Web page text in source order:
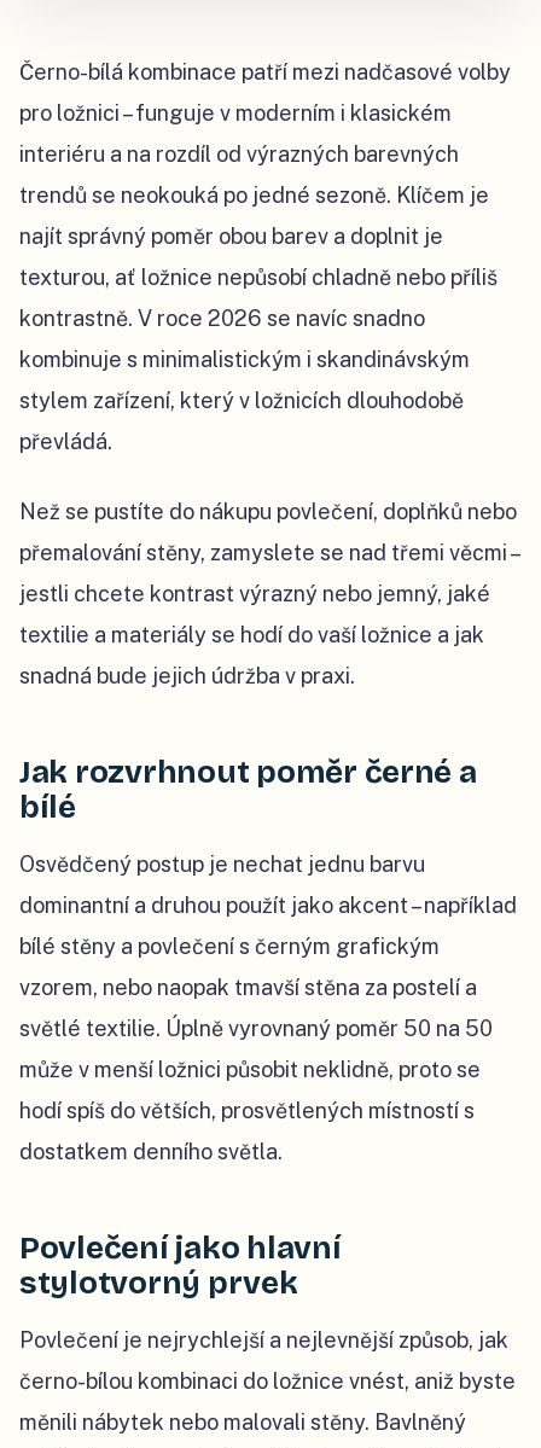
Černo-bílá kombinace patří mezi nadčasové volby
pro ložnici – funguje v moderním i klasickém
interiéru a na rozdíl od výrazných barevných
trendů se neokouká po jedné sezoně. Klíčem je
najít správný poměr obou barev a doplnit je
texturou, ať ložnice nepůsobí chladně nebo příliš
kontrastně. V roce 2026 se navíc snadno
kombinuje s minimalistickým i skandinávským
stylem zařízení, který v ložnicích dlouhodobě
převládá.
Než se pustíte do nákupu povlečení, doplňků nebo
přemalování stěny, zamyslete se nad třemi věcmi –
jestli chcete kontrast výrazný nebo jemný, jaké
textilie a materiály se hodí do vaší ložnice a jak
snadná bude jejich údržba v praxi.
Jak rozvrhnout poměr černé a
bílé
Osvědčený postup je nechat jednu barvu
dominantní a druhou použít jako akcent – například
bílé stěny a povlečení s černým grafickým
vzorem, nebo naopak tmavší stěna za postelí a
světlé textilie. Úplně vyrovnaný poměr 50 na 50
může v menší ložnici působit neklidně, proto se
hodí spíš do větších, prosvětlených místností s
dostatkem denního světla.
Povlečení jako hlavní
stylotvorný prvek
Povlečení je nejrychlejší a nejlevnější způsob, jak
černo-bílou kombinaci do ložnice vnést, aniž byste
měnili nábytek nebo malovali stěny. Bavlněný